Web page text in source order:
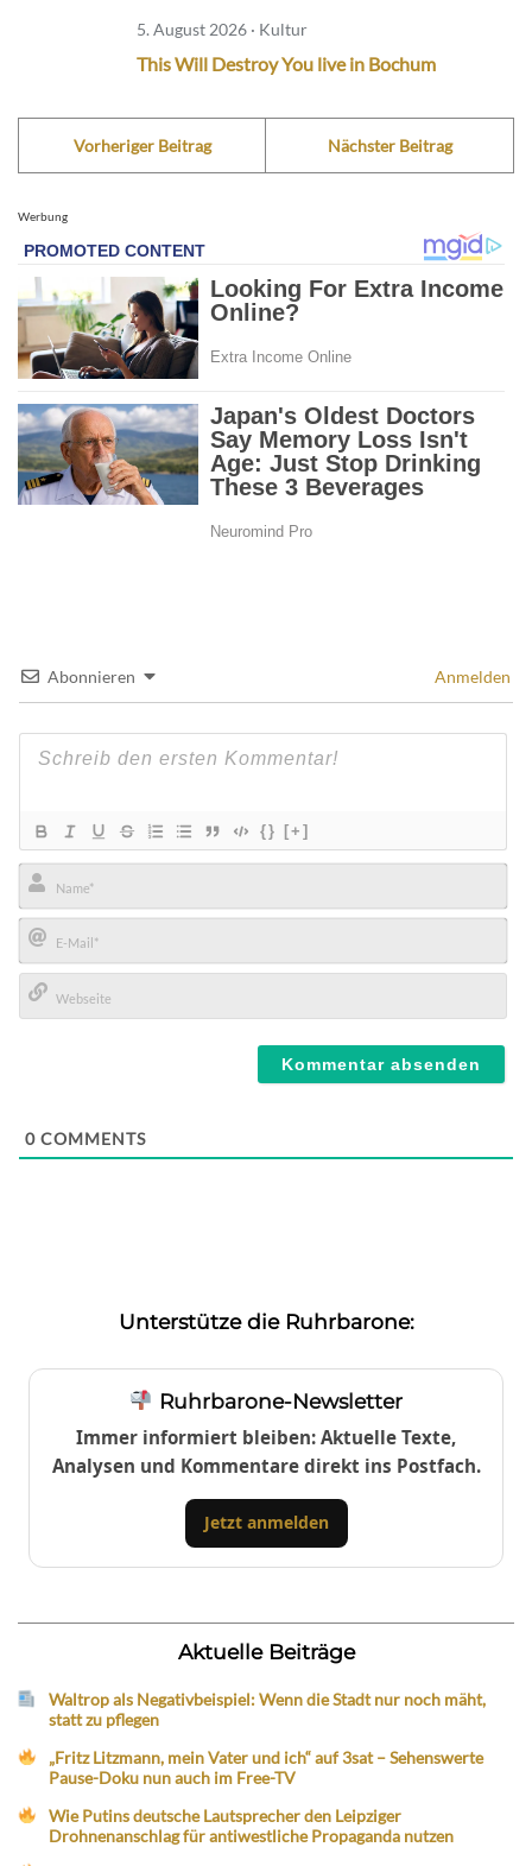
5. August 2026 · Kultur
This Will Destroy You live in Bochum
Vorheriger Beitrag Nächster Beitrag
Werbung
Abonnieren Anmelden
{} [+]
Name*
E-
Mail*
0 COMMENTS
Unterstütze die Ruhrbarone:
Ruhrbarone-Newsletter
Immer informiert bleiben: Aktuelle Texte,
Analysen und Kommentare direkt ins Postfach.
Jetzt anmelden
Aktuelle Beiträge
Waltrop als Negativbeispiel: Wenn die Stadt nur noch mäht,
statt zu pflegen
„Fritz Litzmann, mein Vater und ich“ auf 3sat – Sehenswerte
Pause-Doku nun auch im Free-TV
Wie Putins deutsche Lautsprecher den Leipziger
Drohnenanschlag für antiwestliche Propaganda nutzen